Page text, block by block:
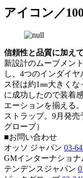
アイコン／
信頼性と品質に加え
新設計のムーブメン
し、4つのインダイ
ス径は約1㎜大きく
に成功したので装着
エーションを揃える
ストラップ。9月発
グローブ）
■お問い合わせ
オッソ ジャパン 03-
GMインターナショナ
テンデンスジャパン